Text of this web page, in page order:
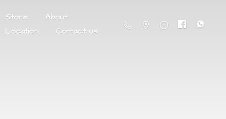
Store
About
Location
Contact us